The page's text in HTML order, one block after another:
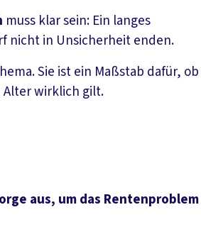
muss klar sein: Ein langes
nicht in Unsicherheit enden.
Sie ist ein Maßstab dafür, ob
Alter wirklich gilt.
aus, um das Rentenproblem